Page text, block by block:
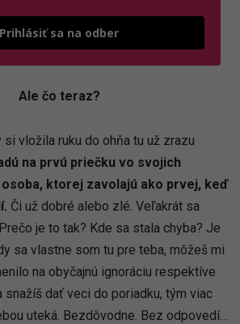
Prihlásiť sa na odber
Ale čo teraz?
si vložila ruku do ohňa tu už zrazu
na prvú priečku vo svojich
ktorej zavolajú ako prvej, keď
Či už dobré alebo zlé. Veľakrát sa
je to tak? Kde sa stala chyba? Je
sa vlastne som tu pre teba, môžeš mi
na obyčajnú ignoráciu respektíve
snažíš dať veci do poriadku, tým viac
uteká. Bezdôvodne. Bez odpovedí…